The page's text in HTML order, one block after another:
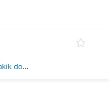
Fogamzásgátló tabletták a nők, akik dohányoznak